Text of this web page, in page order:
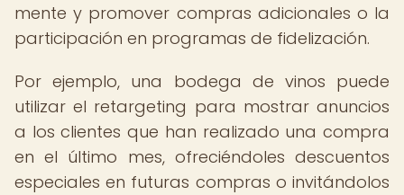
mente y promover compras adicionales o la
participación en programas de fidelización.
Por ejemplo, una bodega de vinos puede
utilizar el retargeting para mostrar anuncios
a los clientes que han realizado una compra
en el último mes, ofreciéndoles descuentos
especiales en futuras compras o invitándolos